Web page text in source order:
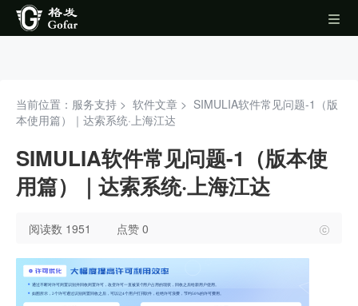
当前位置：服务支持 > 软件文章 > SIMULIA软件常见问题-1（版
本使用篇）｜达索系统·上海江达
SIMULIA软件常见问题-1（版本使
用篇）｜达索系统·上海江达
阅读数 1951 点赞 0